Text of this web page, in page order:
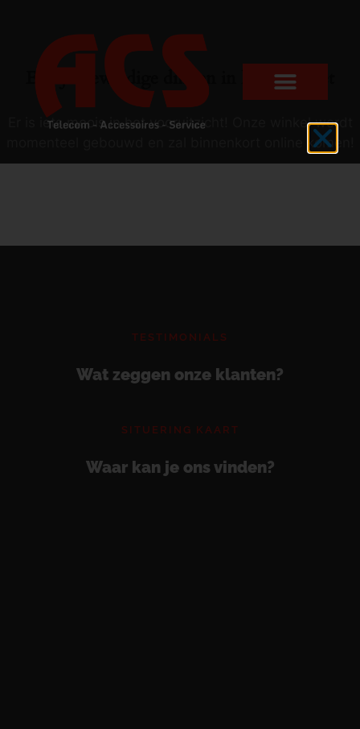
Er zijn geweldige dingen in het verschiet
Er is iets moois in het vooruitzicht! Onze winkel wordt
momenteel gebouwd en zal binnenkort online komen!
TESTIMONIALS
Wat zeggen onze klanten?
SITUERING KAART
Waar kan je ons vinden?